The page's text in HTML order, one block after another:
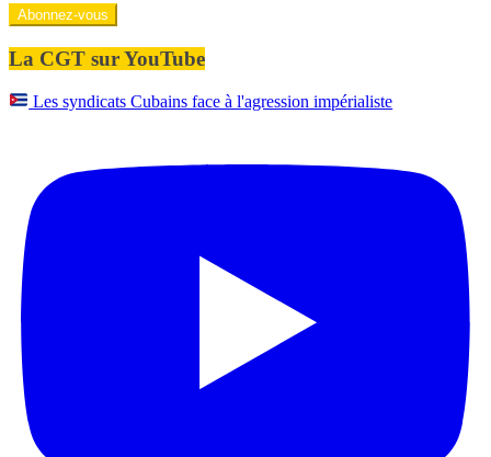
mail
Abonnez-vous
La CGT sur YouTube
Les syndicats Cubains face à l'agression impérialiste